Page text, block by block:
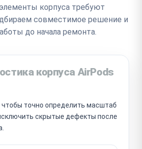
корпуса требуют
совместимое решение и
до начала ремонта.
корпуса AirPods
точно определить масштаб
скрытые дефекты после